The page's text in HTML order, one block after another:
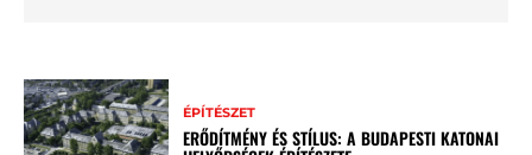
ÉPÍTÉSZET
ERŐDÍTMÉNY ÉS STÍLUS: A BUDAPESTI KATONAI